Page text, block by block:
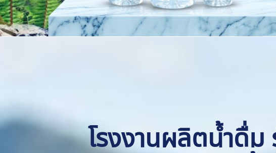
โรงงานผลิตน้ำดื่